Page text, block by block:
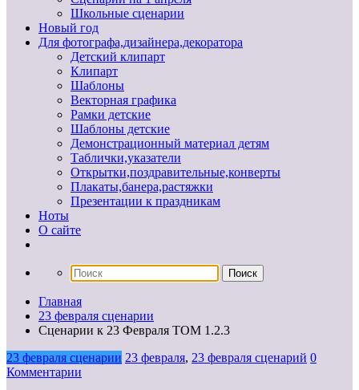
Школьные сценарии
Новый год
Для фотографа,дизайнера,декоратора
Детский клипарт
Клипарт
Шаблоны
Векторная графика
Рамки детские
Шаблоны детские
Демонстрационный материал детям
Таблички,указатели
Открытки,поздравительные,конверты
Плакаты,банера,растяжки
Презентации к праздникам
Ноты
О сайте
Главная
23 февраля сценарии
Сценарии к 23 Февраля ТОМ 1.2.3
23 февраля сценарии 23 февраля, 23 февраля сценарий 0
Комментарии